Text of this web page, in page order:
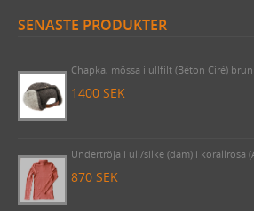
SENASTE PRODUKTER
425 SEK
Chapka, mössa i ullfilt (Béton Ciré) brun
1400 SEK